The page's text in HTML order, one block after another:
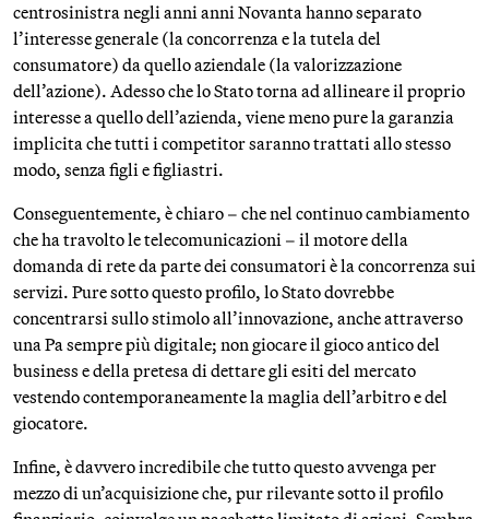
centrosinistra negli anni anni Novanta hanno separato
l’interesse generale (la concorrenza e la tutela del
consumatore) da quello aziendale (la valorizzazione
dell’azione). Adesso che lo Stato torna ad allineare il proprio
interesse a quello dell’azienda, viene meno pure la garanzia
implicita che tutti i competitor saranno trattati allo stesso
modo, senza figli e figliastri.
Conseguentemente, è chiaro – che nel continuo cambiamento
che ha travolto le telecomunicazioni – il motore della
domanda di rete da parte dei consumatori è la concorrenza sui
servizi. Pure sotto questo profilo, lo Stato dovrebbe
concentrarsi sullo stimolo all’innovazione, anche attraverso
una Pa sempre più digitale; non giocare il gioco antico del
business e della pretesa di dettare gli esiti del mercato
vestendo contemporaneamente la maglia dell’arbitro e del
giocatore.
Infine, è davvero incredibile che tutto questo avvenga per
mezzo di un’acquisizione che, pur rilevante sotto il profilo